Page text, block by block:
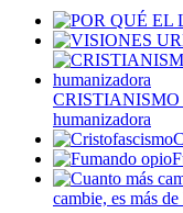
CRISTIANISMO
humanizadora
cambie, es más